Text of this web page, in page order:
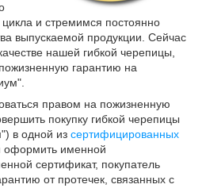
цикла и стремимся постоянно
выпускаемой продукции. Сейчас
нашей гибкой черепицы,
гарантию на
правом на пожизненную
покупку гибкой черепицы
в одной из сертифицированных
оформить именной
сертификат, покупатель
от протечек, связанных с